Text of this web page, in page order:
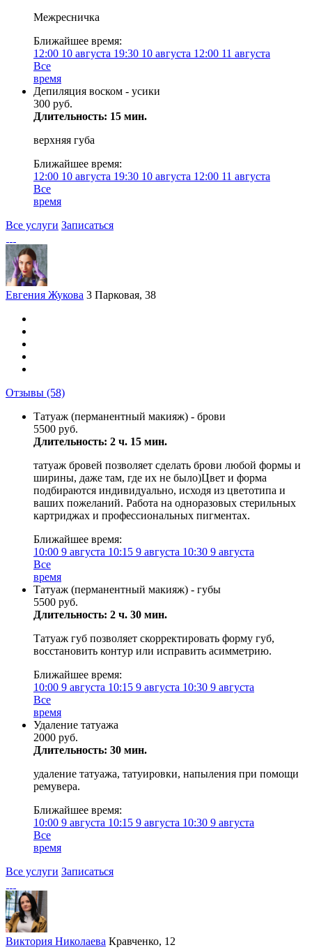
Межресничка
Ближайшее время:
12:00 10 августа 19:30 10 августа 12:00 11 августа
Все
время
Депиляция воском - усики
300 руб.
Длительность: 15 мин.
верхняя губа
Ближайшее время:
12:00 10 августа 19:30 10 августа 12:00 11 августа
Все
время
Все услуги Записаться
Евгения Жукова 3 Парковая, 38
Отзывы (58)
Татуаж (перманентный макияж) - брови
5500 руб.
Длительность: 2 ч. 15 мин.
татуаж бровей позволяет сделать брови любой формы и
ширины, даже там, где их не было)Цвет и форма
подбираются индивидуально, исходя из цветотипа и
ваших пожеланий. Работа на одноразовых стерильных
картриджах и профессиональных пигментах.
Ближайшее время:
10:00 9 августа 10:15 9 августа 10:30 9 августа
Все
время
Татуаж (перманентный макияж) - губы
5500 руб.
Длительность: 2 ч. 30 мин.
Татуаж губ позволяет скорректировать форму губ,
восстановить контур или исправить асимметрию.
Ближайшее время:
10:00 9 августа 10:15 9 августа 10:30 9 августа
Все
время
Удаление татуажа
2000 руб.
Длительность: 30 мин.
удаление татуажа, татуировки, напыления при помощи
ремувера.
Ближайшее время:
10:00 9 августа 10:15 9 августа 10:30 9 августа
Все
время
Все услуги Записаться
Виктория Николаева Кравченко, 12